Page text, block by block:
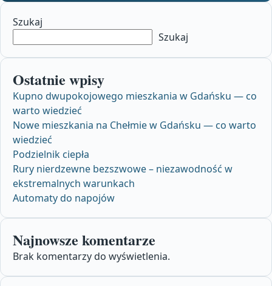
Szukaj
Szukaj
Ostatnie wpisy
Kupno dwupokojowego mieszkania w Gdańsku — co
warto wiedzieć
Nowe mieszkania na Chełmie w Gdańsku — co warto
wiedzieć
Podzielnik ciepła
Rury nierdzewne bezszwowe – niezawodność w
ekstremalnych warunkach
Automaty do napojów
Najnowsze komentarze
Brak komentarzy do wyświetlenia.